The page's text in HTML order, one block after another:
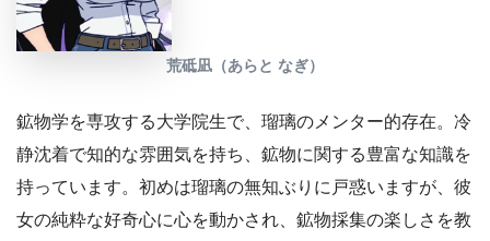
荒砥凪（あらと なぎ）
鉱物学を専攻する大学院生で、瑠璃のメンター的存在。冷
静沈着で知的な雰囲気を持ち、鉱物に関する豊富な知識を
持っています。初めは瑠璃の無知ぶりに戸惑いますが、彼
女の純粋な好奇心に心を動かされ、鉱物採集の楽しさを教